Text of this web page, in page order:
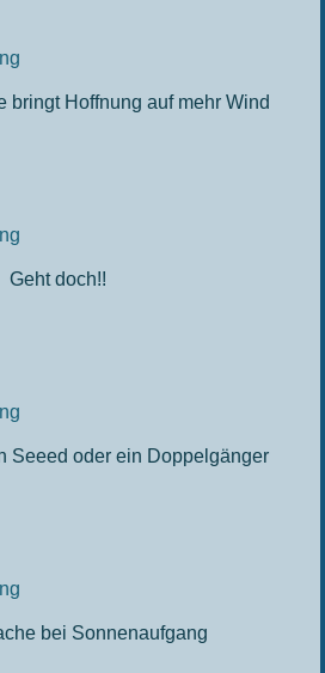
bringt Hoffnung auf mehr Wind
Geht doch!!
Seeed oder ein Doppelgänger
bei Sonnenaufgang